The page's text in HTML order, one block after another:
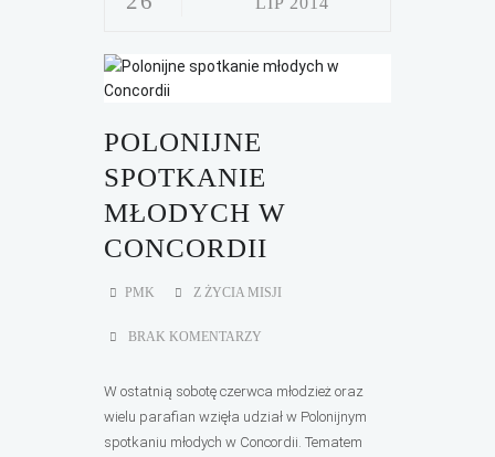
POLONIJNE
SPOTKANIE
MŁODYCH W
CONCORDII
PMK Z ŻYCIA MISJI
BRAK KOMENTARZY
W ostatnią sobotę czerwca młodzież oraz
wielu parafian wzięła udział w Polonijnym
spotkaniu młodych w Concordii. Tematem